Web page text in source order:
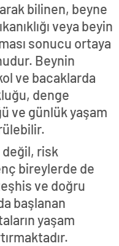
bilinen, beyne
veya beyin
sonucu ortaya
Beynin
ve bacaklarda
denge
ve günlük yaşam
değil, risk
bireylerde de
ve doğru
başlanan
yaşam